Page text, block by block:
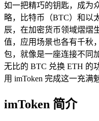
如一把精巧的钥匙，成为
略，比特币（BTC）和以
辰，在加密货币领域熠熠
值，应用场景也各有千秋
包，就像是一座连接不同
无比的 BTC 兑换 ETH 的
用 imToken 完成这一充满
imToken 简介